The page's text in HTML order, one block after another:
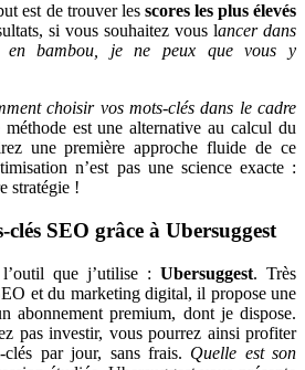
est de trouver les scores les plus élevés
si vous souhaitez vous lancer dans
en bambou, je ne peux que vous y
choisir vos mots-clés dans le cadre
est une alternative au calcul du
une première approche fluide de ce
n’est pas une science exacte :
stratégie !
clés SEO grâce à Ubersuggest
que j’utilise : Ubersuggest. Très
et du marketing digital, il propose une
abonnement premium, dont je dispose.
pas investir, vous pourrez ainsi profiter
par jour, sans frais. Quelle est son